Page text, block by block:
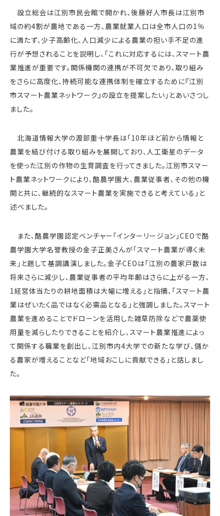
設立総会は江別市民会館で開かれ、後藤好人市長は江別市
域の約4割が農地である一方、農業就業人口は全市人口の1％
に満たず、少子高齢化、人口減少による農業の担い手不足の進
行が予想されることを説明し、「これに対応するには、スマート農
業推進が重要です。関係機関の連携が不可欠であり、取り組み
をさらに高度化、持続可能な連携体制を確立するために『江別
市スマート農業ネットワーク』の設立を提案したい」とあいさつし
ました。
北海道情報大学の渡部重十学長は「10年ほど前から情報と
農業を結び付ける取り組みを展開しており、人工衛星のデータ
を使った江別の作物の生育調査を行ってきました。江別市スマー
ト農業ネットワークにより、酪農学園大、農業従事者、その他の機
関と共に、継続的なスマート農業を実施できると考えている」と
述べました。
また、酪農学園認定ベンチャー「インターリージョン」CEOで酪
農学園大学名誉教授の金子正美さんが「スマート農業が導く未
来」と題して基調講演しました。金子CEOは「江別の農家戸数は
将来さらに減少し、農業従事者の平均年齢はさらに上がる一方、
1経営体当たりの耕地面積は大幅に増える」と指摘、「スマート農
業はぜいたく品ではなく必需品となる」と強調しました。スマート
農業を進めることでドローンを活用した雑草防除などで農薬使
用量を減らしたりできることを紹介し、スマート農業推進によっ
て関係する職業を創出し、江別市内4大学での新たな学び、儲か
る農家が増えることなど「地域おこしに貢献できる」と話しまし
た。